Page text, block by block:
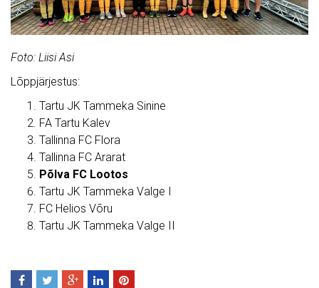
Foto: Liisi Asi
Lõppjärjestus:
Tartu JK Tammeka Sinine
FA Tartu Kalev
Tallinna FC Flora
Tallinna FC Ararat
Põlva FC Lootos
Tartu JK Tammeka Valge I
FC Helios Võru
Tartu JK Tammeka Valge II